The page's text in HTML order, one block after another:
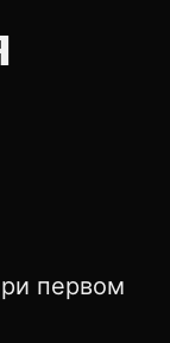
первом